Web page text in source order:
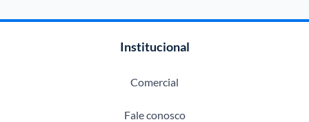
Institucional
Comercial
Fale conosco